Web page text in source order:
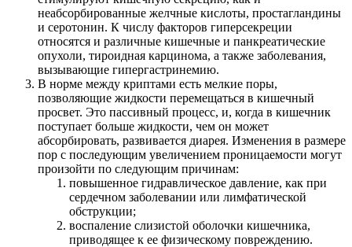
неабсорбированные желчные кислоты, простагландины
и серотонин. К числу факторов гиперсекреции
относятся и различные кишечные и панкреатические
опухоли, тироидная карцинома, а также заболевания,
вызывающие гипергастринемию.
В норме между криптами есть мелкие поры,
позволяющие жидкости перемещаться в кишечный
просвет. Это пассивный процесс, и, когда в кишечник
поступает больше жидкости, чем он может
абсорбировать, развивается диарея. Изменения в размере
пор с последующим увеличением проницаемости могут
произойти по следующим причинам:
повышенное гидравлическое давление, как при
сердечном заболевании или лимфатической
обструкции;
воспаление слизистой оболочки кишечника,
приводящее к ее физическому повреждению.